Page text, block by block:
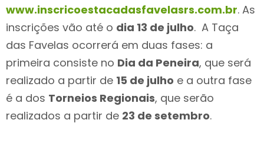
www.inscricoestacadasfavelasrs.com.br. As
inscrições vão até o dia 13 de julho. A Taça
das Favelas ocorrerá em duas fases: a
primeira consiste no Dia da Peneira, que será
realizado a partir de 15 de julho e a outra fase
é a dos Torneios Regionais, que serão
realizados a partir de 23 de setembro.